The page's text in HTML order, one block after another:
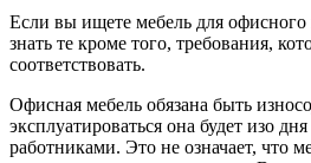
Если вы ищете мебель для
знать те кроме того, требования,
соответствовать.
Офисная мебель обязана быть
эксплуатироваться она будет изо
работниками. Это не означает, что